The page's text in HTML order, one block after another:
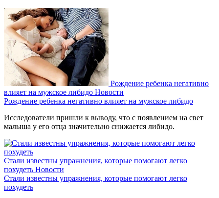
Рождение ребенка негативно
влияет на мужское либидо Новости
Рождение ребенка негативно влияет на мужское либидо
Исследователи пришли к выводу, что с появлением на свет
малыша у его отца значительно снижается либидо.
Стали известны упражнения, которые помогают легко
похудеть Новости
Стали известны упражнения, которые помогают легко
похудеть